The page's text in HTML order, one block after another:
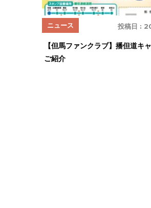
投稿日 :
ニュース
【但馬ファンクラブ】播但道キ
ご紹介